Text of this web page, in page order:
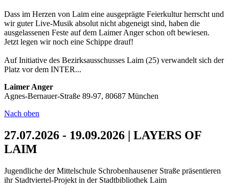
Dass im Herzen von Laim eine ausgeprägte Feierkultur herrscht und
wir guter Live-Musik absolut nicht abgeneigt sind, haben die
ausgelassenen Feste auf dem Laimer Anger schon oft bewiesen.
Jetzt legen wir noch eine Schippe drauf!
Auf Initiative des Bezirksausschusses Laim (25) verwandelt sich der
Platz vor dem INTER...
Laimer Anger
Agnes-Bernauer-Straße 89-97, 80687 München
Nach oben
27.07.2026 - 19.09.2026 | LAYERS OF
LAIM
Jugendliche der Mittelschule Schrobenhausener Straße präsentieren
ihr Stadtviertel-Projekt in der Stadtbibliothek Laim